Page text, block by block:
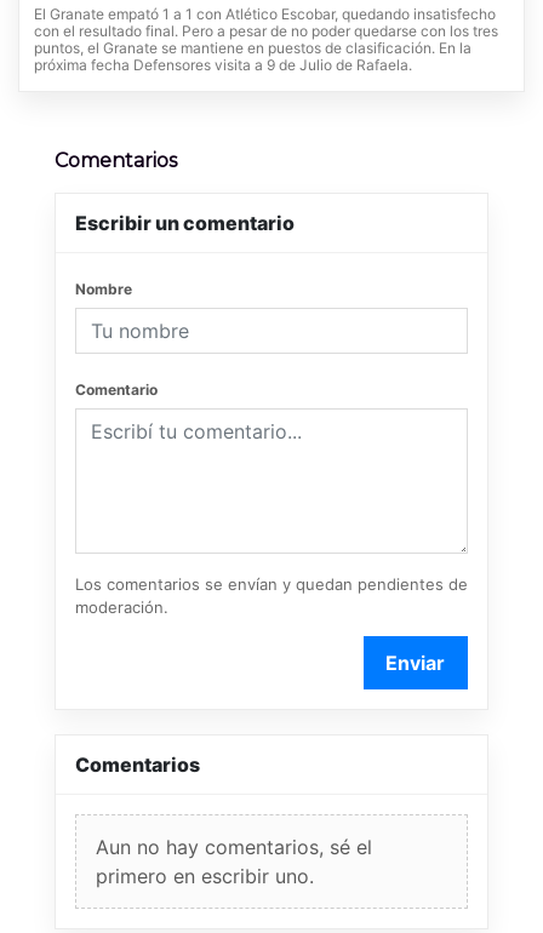
El Granate empató 1 a 1 con Atlético Escobar, quedando insatisfecho
con el resultado final. Pero a pesar de no poder quedarse con los tres
puntos, el Granate se mantiene en puestos de clasificación. En la
próxima fecha Defensores visita a 9 de Julio de Rafaela.
Comentarios
Escribir un comentario
Nombre
Comentario
Los comentarios se envían y quedan pendientes de
moderación.
Enviar
Comentarios
Aun no hay comentarios, sé el
primero en escribir uno.